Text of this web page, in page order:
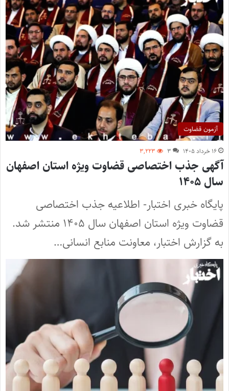
آزمون قضاوت
۱۶ خرداد ۱۴۰۵ ۳ ۳,۲۲۳
آگهی جذب اختصاصی قضاوت ویژه استان اصفهان
سال ۱۴۰۵
پایگاه خبری اختبار- اطلاعیه جذب اختصاصی
قضاوت ویژه استان اصفهان سال ۱۴۰۵ منتشر شد.
به گزارش اختبار، معاونت منابع انسانی…